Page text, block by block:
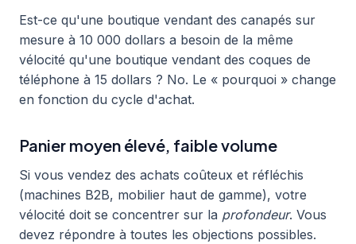
Est-ce qu'une boutique vendant des canapés sur
mesure à 10 000 dollars a besoin de la même
vélocité qu'une boutique vendant des coques de
téléphone à 15 dollars ? No. Le « pourquoi » change
en fonction du cycle d'achat.
Panier moyen élevé, faible volume
Si vous vendez des achats coûteux et réfléchis
(machines B2B, mobilier haut de gamme), votre
vélocité doit se concentrer sur la profondeur. Vous
devez répondre à toutes les objections possibles.